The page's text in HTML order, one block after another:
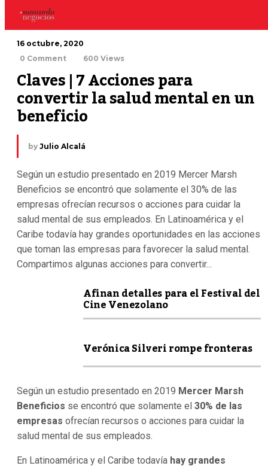
16 octubre, 2020
0 Comment
600 Views
Claves | 7 Acciones para
convertir la salud mental en un
beneficio
by Julio Alcalá
Según un estudio presentado en 2019 Mercer Marsh
Beneficios se encontró que solamente el 30% de las
empresas ofrecían recursos o acciones para cuidar la
salud mental de sus empleados. En Latinoamérica y el
Caribe todavía hay grandes oportunidades en las acciones
que toman las empresas para favorecer la salud mental.
Compartimos algunas acciones para convertir...
Afinan detalles para el Festival del
Cine Venezolano
Verónica Silveri rompe fronteras
Según un estudio presentado en 2019 Mercer Marsh
Beneficios se encontró que solamente el 30% de las
empresas ofrecían recursos o acciones para cuidar la
salud mental de sus empleados.
En Latinoamérica y el Caribe todavía hay grandes